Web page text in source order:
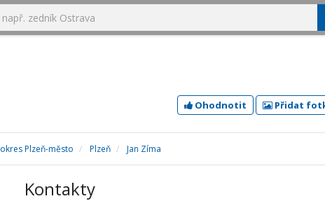
Ohodnotit Přidat
okres Plzeň-město Plzeň Jan Zíma
Kontakty